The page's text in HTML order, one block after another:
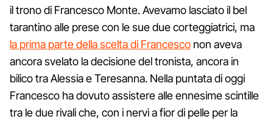
il trono di Francesco Monte. Avevamo lasciato il bel
tarantino alle prese con le sue due corteggiatrici, ma
la prima parte della scelta di Francesco non aveva
ancora svelato la decisione del tronista, ancora in
bilico tra Alessia e Teresanna. Nella puntata di oggi
Francesco ha dovuto assistere alle ennesime scintille
tra le due rivali che, con i nervi a fior di pelle per la